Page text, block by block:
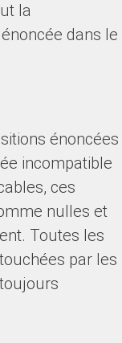
la
dans le
énoncées
incompatible
ces
nulles et
Toutes les
par les